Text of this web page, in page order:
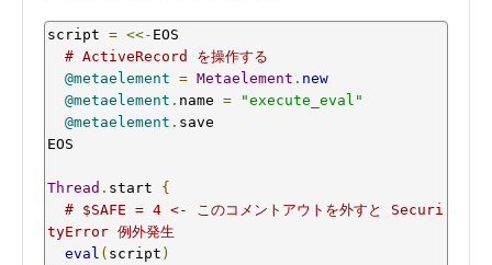
script = <<- EOS
# ActiveRecord を操作する
@metaelement = Metaelement . new
@metaelement . name =
"execute_eval"
@metaelement . save
EOS
Thread . start {
# $SAFE = 4 <- このコメントアウトを外すと Securi
tyError 例外発生
eval ( script )